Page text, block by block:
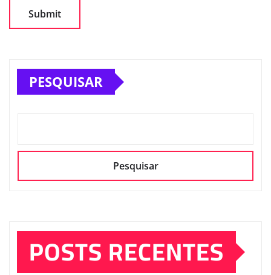
PESQUISAR
Pesquisar
POSTS RECENTES